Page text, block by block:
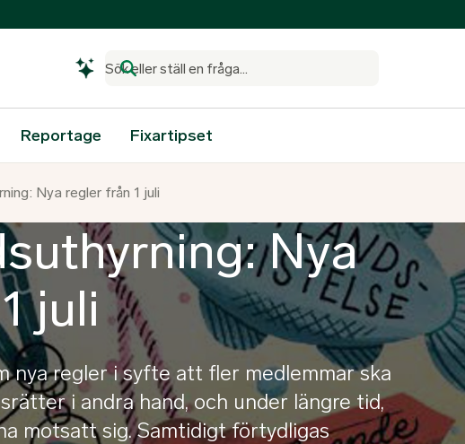
Sök eller ställ en fråga...
Reportage Fixartipset
Nya regler från 1 juli
Nya
juli
nya regler i syfte att fler medlemmar ska
i andra hand, och under längre tid,
motsatt sig. Samtidigt förtydligas